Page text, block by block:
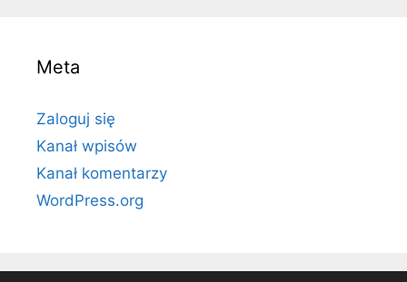
Meta
Zaloguj się
Kanał wpisów
Kanał komentarzy
WordPress.org